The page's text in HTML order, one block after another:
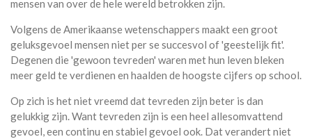
mensen van over de hele wereld betrokken zijn.
Volgens de Amerikaanse wetenschappers maakt een groot
geluksgevoel mensen niet per se succesvol of 'geestelijk fit'.
Degenen die 'gewoon tevreden' waren met hun leven bleken
meer geld te verdienen en haalden de hoogste cijfers op school.
Op zich is het niet vreemd dat tevreden zijn beter is dan
gelukkig zijn. Want tevreden zijn is een heel allesomvattend
gevoel, een continu en stabiel gevoel ook. Dat verandert niet